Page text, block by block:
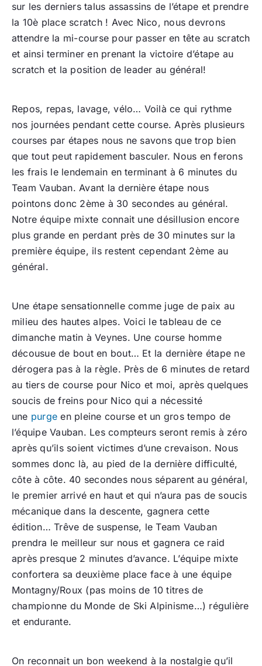
sur les derniers talus assassins de l’étape et prendre
la 10è place scratch ! Avec Nico, nous devrons
attendre la mi-course pour passer en tête au scratch
et ainsi terminer en prenant la victoire d’étape au
scratch et la position de leader au général!
Repos, repas, lavage, vélo… Voilà ce qui rythme
nos journées pendant cette course. Après plusieurs
courses par étapes nous ne savons que trop bien
que tout peut rapidement basculer. Nous en ferons
les frais le lendemain en terminant à 6 minutes du
Team Vauban. Avant la dernière étape nous
pointons donc 2ème à 30 secondes au général.
Notre équipe mixte connait une désillusion encore
plus grande en perdant près de 30 minutes sur la
première équipe, ils restent cependant 2ème au
général.
Une étape sensationnelle comme juge de paix au
milieu des hautes alpes. Voici le tableau de ce
dimanche matin à Veynes. Une course homme
décousue de bout en bout… Et la dernière étape ne
dérogera pas à la règle. Près de 6 minutes de retard
au tiers de course pour Nico et moi, après quelques
soucis de freins pour Nico qui a nécessité
une purge en pleine course et un gros tempo de
l’équipe Vauban. Les compteurs seront remis à zéro
après qu’ils soient victimes d’une crevaison. Nous
sommes donc là, au pied de la dernière difficulté,
côte à côte. 40 secondes nous séparent au général,
le premier arrivé en haut et qui n’aura pas de soucis
mécanique dans la descente, gagnera cette
édition… Trêve de suspense, le Team Vauban
prendra le meilleur sur nous et gagnera ce raid
après presque 2 minutes d’avance. L’équipe mixte
confortera sa deuxième place face à une équipe
Montagny/Roux (pas moins de 10 titres de
championne du Monde de Ski Alpinisme…) régulière
et endurante.
On reconnait un bon weekend à la nostalgie qu’il